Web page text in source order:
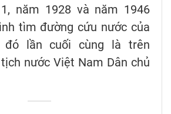
năm 1928 và năm 1946
tìm đường cứu nước của
đó lần cuối cùng là trên
nước Việt Nam Dân chủ